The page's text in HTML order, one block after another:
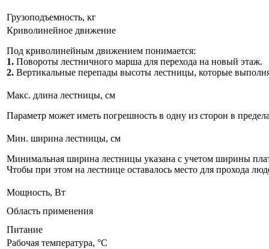
Грузоподъемность, кг
Криволинейное движение
Под криволинейным движением понимается:
1. Повороты лестничного марша для перехода на новый этаж.
2. Вертикальные перепады высоты лестницы, которые
Макс. длина лестницы, см
Параметр может иметь погрешность в одну из сторон в
Мин. ширина лестницы, см
Минимальная ширина лестницы указана с учетом ширины
Чтобы при этом на лестнице оставалось место для прохода
Мощность, Вт
Область применения
Питание
Рабочая температура, °C